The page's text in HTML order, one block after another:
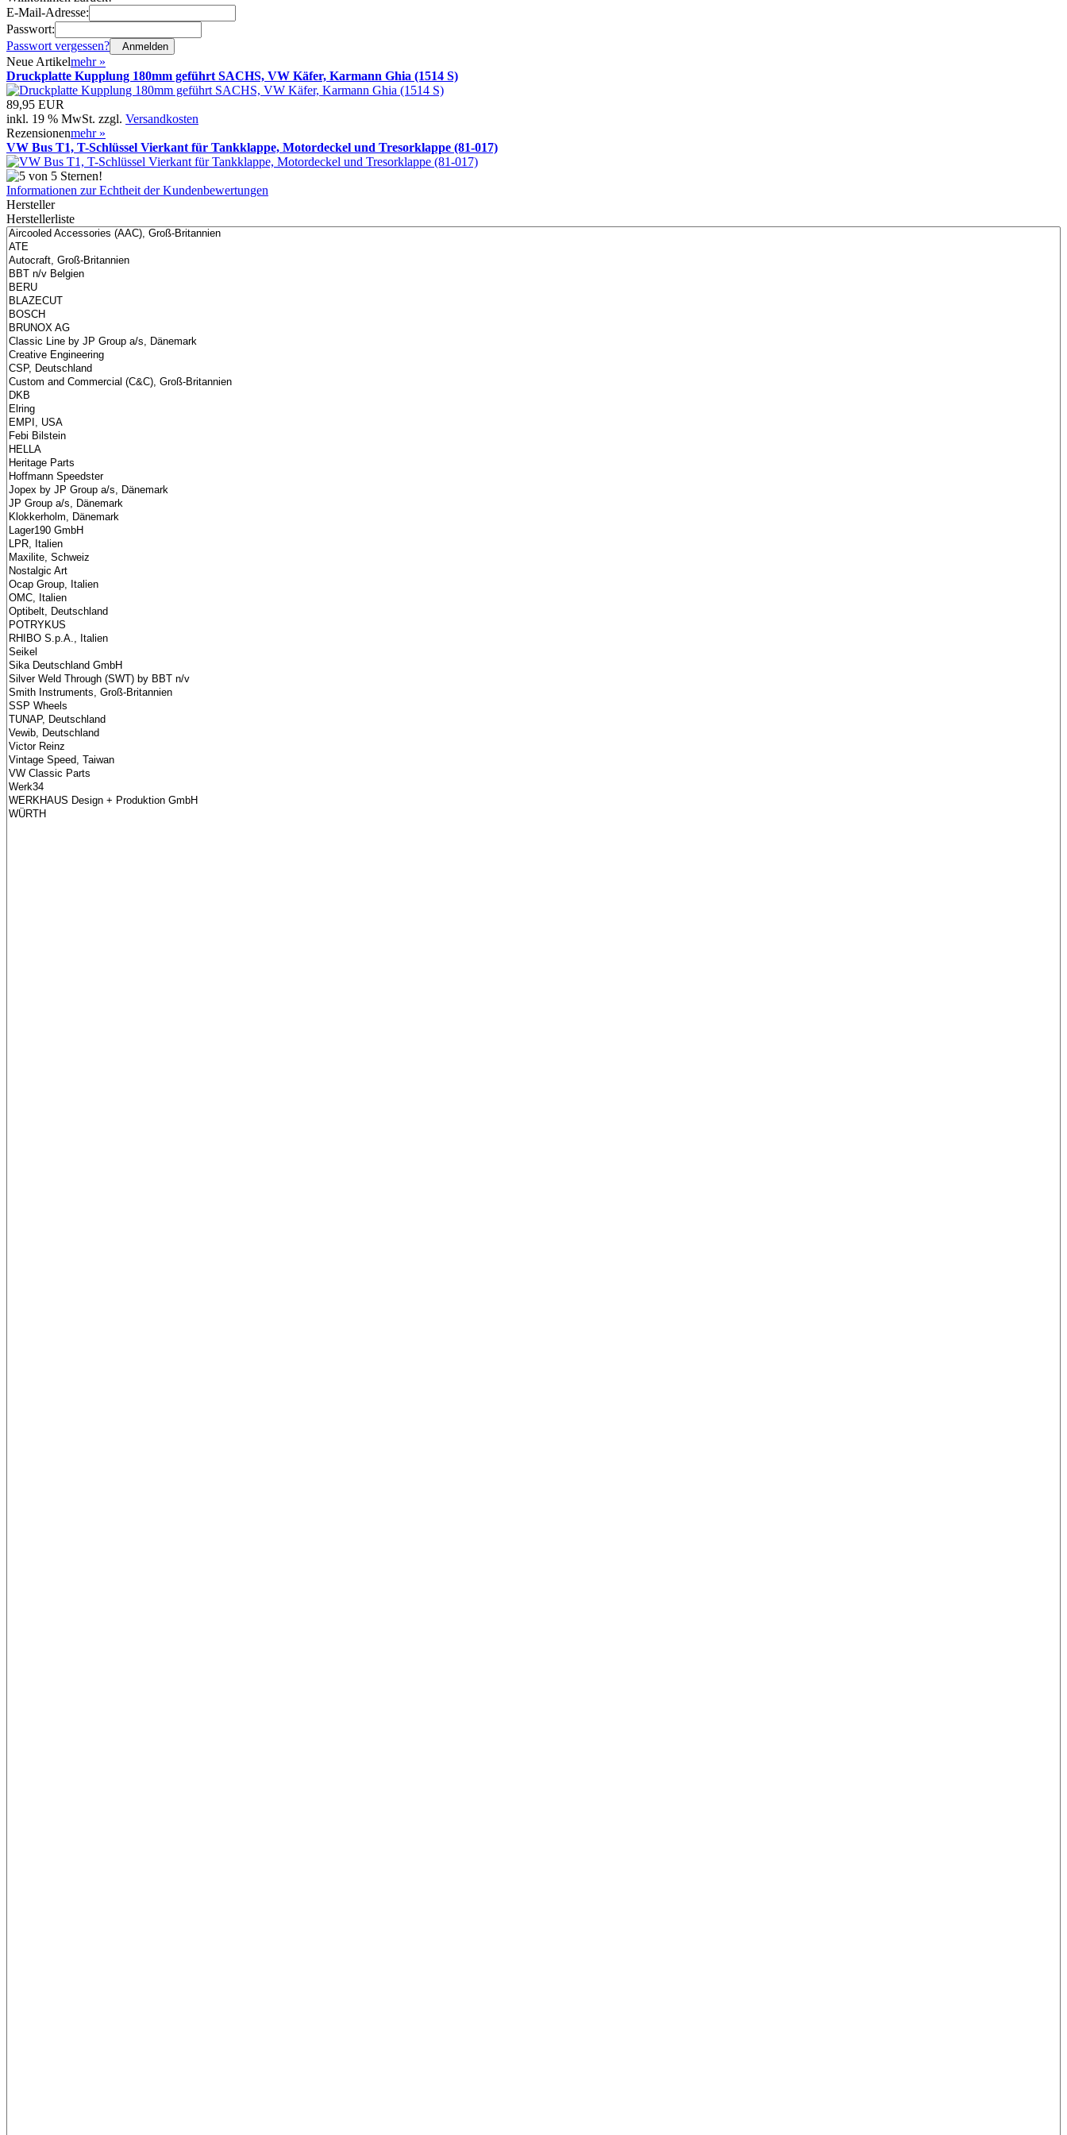
E-Mail-Adresse:
Passwort:
Passwort vergessen?
Anmelden
Neue Artikelmehr »
Druckplatte Kupplung 180mm geführt SACHS, VW Käfer, Karmann Ghia (1514 S)
89,95 EUR
inkl. 19 % MwSt. zzgl. Versandkosten
Rezensionenmehr »
VW Bus T1, T-Schlüssel Vierkant für Tankklappe, Motordeckel und Tresorklappe (81-017)
Informationen zur Echtheit der Kundenbewertungen
Hersteller
Herstellerliste